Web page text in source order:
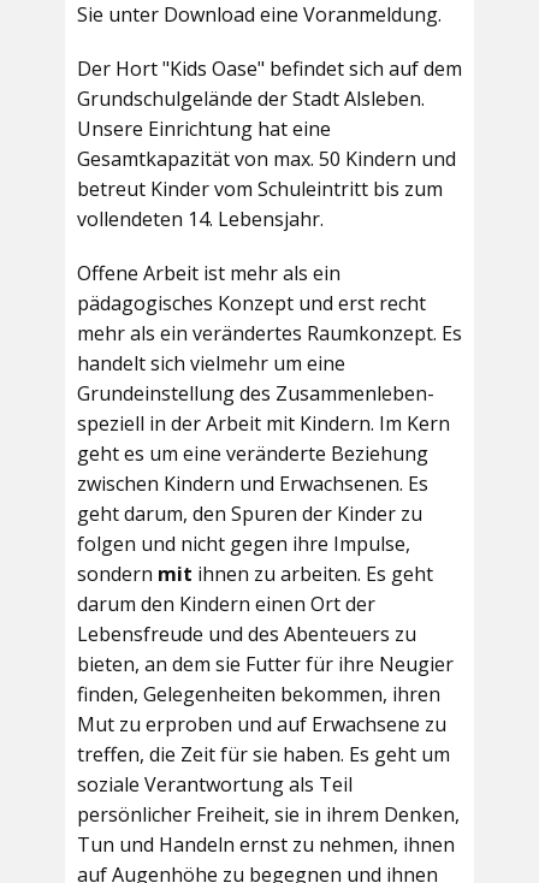
Sie unter Download eine Voranmeldung.
Der Hort "Kids Oase" befindet sich auf dem
Grundschulgelände der Stadt Alsleben.
Unsere Einrichtung hat eine
Gesamtkapazität von max. 50 Kindern und
betreut Kinder vom Schuleintritt bis zum
vollendeten 14. Lebensjahr.
Offene Arbeit ist mehr als ein
pädagogisches Konzept und erst recht
mehr als ein verändertes Raumkonzept. Es
handelt sich vielmehr um eine
Grundeinstellung des Zusammenleben-
speziell in der Arbeit mit Kindern. Im Kern
geht es um eine veränderte Beziehung
zwischen Kindern und Erwachsenen. Es
geht darum, den Spuren der Kinder zu
folgen und nicht gegen ihre Impulse,
sondern mit ihnen zu arbeiten. Es geht
darum den Kindern einen Ort der
Lebensfreude und des Abenteuers zu
bieten, an dem sie Futter für ihre Neugier
finden, Gelegenheiten bekommen, ihren
Mut zu erproben und auf Erwachsene zu
treffen, die Zeit für sie haben. Es geht um
soziale Verantwortung als Teil
persönlicher Freiheit, sie in ihrem Denken,
Tun und Handeln ernst zu nehmen, ihnen
auf Augenhöhe zu begegnen und ihnen